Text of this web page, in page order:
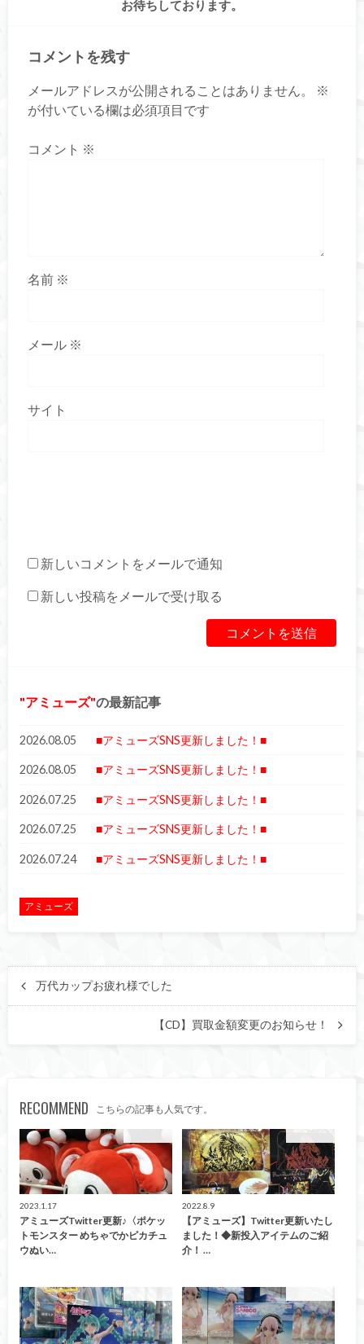
お待ちしております。
コメントを残す
メールアドレスが公開されることはありません。
※
が付いている欄は必須項目です
コメント ※
名前 ※
メール ※
サイト
新しいコメントをメールで通知
新しい投稿をメールで受け取る
アミューズ の最新記事
2026.08.05 ■アミューズSNS更新しました！■
2026.08.05 ■アミューズSNS更新しました！■
2026.07.25 ■アミューズSNS更新しました！■
2026.07.25 ■アミューズSNS更新しました！■
2026.07.24 ■アミューズSNS更新しました！■
アミューズ
万代カップお疲れ様でした
【CD】買取金額変更のお知らせ！
RECOMMEND こちらの記事も人気です。
2023.1.17
アミューズTwitter更新♪〈ポケッ
トモンスター めちゃでかピカチュ
ウぬい…
2022.8.9
【アミューズ】Twitter更新いたし
ました！◆新投入アイテムのご紹
介！ …